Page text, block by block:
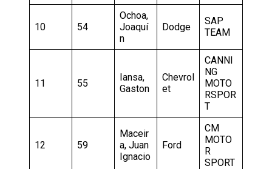
10 54
Ochoa,
Joaquí
n
Dodge
SAP
TEAM
11 55
Iansa,
Gaston
Chevrol
et
CANNI
NG
MOTO
RSPOR
T
12 59
Maceir
a, Juan
Ignacio
Ford
CM
MOTO
R
SPORT